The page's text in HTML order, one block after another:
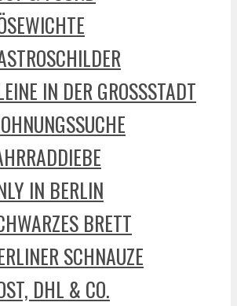
IN DER GROSSSTADT
IN BERLIN
BRETT
SCHNAUZE
DHL & CO.